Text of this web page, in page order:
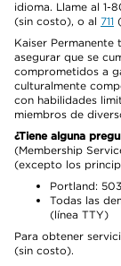
idioma. Llame al
(sin costo), o al 711
Kaiser
asegurar que se
comprometidos a
culturalmente
con habilidades
miembros de
¿Tiene alguna
(Membership
(excepto los
Portland:
Todas las
(línea TTY)
Para obtener
(sin costo).